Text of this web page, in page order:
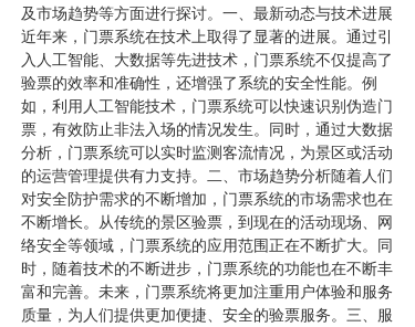
产品中心
工程案例
关于君联
及市场趋势等方面进行探讨。一、最新动态与技术进展
近年来，门票系统在技术上取得了显著的进展。通过引
入人工智能、大数据等先进技术，门票系统不仅提高了
验票的效率和准确性，还增强了系统的安全性能。例
如，利用人工智能技术，门票系统可以快速识别伪造门
票，有效防止非法入场的情况发生。同时，通过大数据
分析，门票系统可以实时监测客流情况，为景区或活动
的运营管理提供有力支持。二、市场趋势分析随着人们
对安全防护需求的不断增加，门票系统的市场需求也在
不断增长。从传统的景区验票，到现在的活动现场、网
络安全等领域，门票系统的应用范围正在不断扩大。同
时，随着技术的不断进步，门票系统的功能也在不断丰
富和完善。未来，门票系统将更加注重用户体验和服务
质量，为人们提供更加便捷、安全的验票服务。三、服